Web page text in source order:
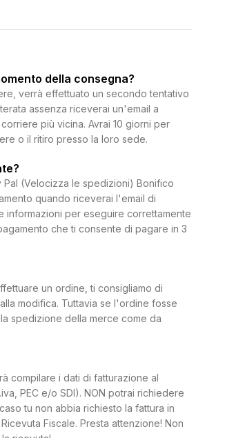
della consegna?
verrà effettuato un secondo tentativo
assenza riceverai un'email a
più vicina. Avrai 10 giorni per
o il ritiro presso la loro sede.
(Velocizza le spedizioni) Bonifico
quando riceverai l'email di
informazioni per eseguire correttamente
che ti consente di pagare in 3
un ordine, ti consigliamo di
modifica. Tuttavia se l'ordine fosse
spedizione della merce come da
compilare i dati di fatturazione al
PEC e/o SDI). NON potrai richiedere
tu non abbia richiesto la fattura in
Fiscale. Presta attenzione! Non